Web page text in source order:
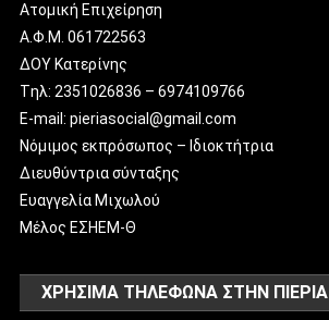
Ατομική Επιχείρηση
Α.Φ.Μ. 061722563
ΔΟΥ Κατερίνης
Tηλ: 2351026836 – 6974109766
E-mail: pieriasocial@gmail.com
Νόμιμος εκπρόσωπος – Ιδιοκτήτρια
Διευθύντρια σύνταξης
Ευαγγελία Μιχωλού
Μέλος ΕΣΗΕΜ-Θ
ΧΡΗΣΙΜΑ ΤΗΛΕΦΩΝΑ ΣΤΗΝ ΠΙΕΡΙΑ